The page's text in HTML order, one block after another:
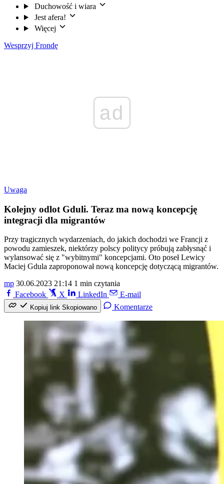
Duchowość i wiara
Jest afera!
Więcej
Wesprzyj Frondę
ad
Uwaga
Kolejny odlot Gduli. Teraz ma nową koncepcję
integracji dla migrantów
Przy tragicznych wydarzeniach, do jakich dochodzi we Francji z
powodu zamieszek, niektórzy polscy politycy próbują zabłysnąć i
wylansować się z "wybitnymi" koncepcjami. Oto poseł Lewicy
Maciej Gdula zaproponował nową koncepcję dotyczącą migrantów.
mp 30.06.2023 21:14 1 min czytania
Facebook
X LinkedIn E-mail
Kopiuj link Skopiowano Komentarze